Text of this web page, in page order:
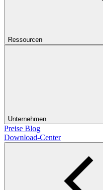
Ressourcen
Unternehmen
Preise Blog
Download-Center